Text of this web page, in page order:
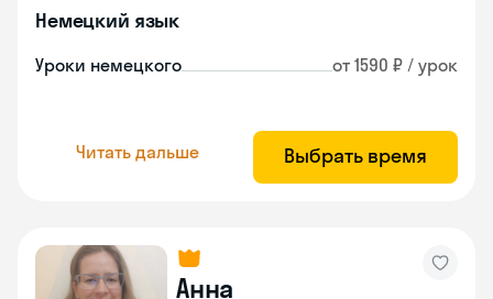
Немецкий язык
Уроки немецкого от 1590 ₽ / урок
Читать дальше Выбрать время
Анна